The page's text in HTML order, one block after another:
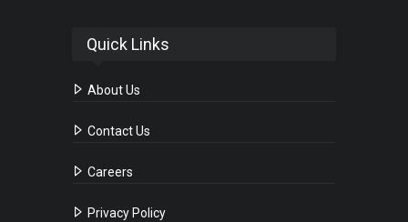
Quick Links
About Us
Contact Us
Careers
Privacy Policy